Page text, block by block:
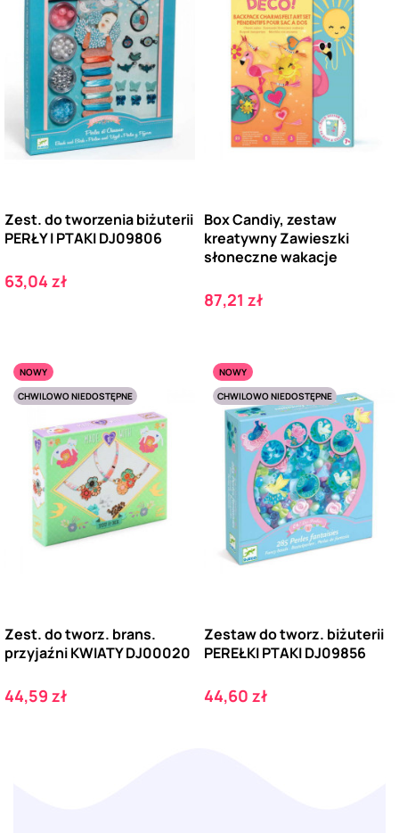
Zest. do tworzenia biżuterii
PERŁY I PTAKI DJ09806
Cena
63,04 zł
Box Candiy, zestaw
kreatywny Zawieszki
słoneczne wakacje
Cena
87,21 zł
NOWY
CHWILOWO NIEDOSTĘPNE
Zest. do tworz. brans.
przyjaźni KWIATY DJ00020
Cena
44,59 zł
NOWY
CHWILOWO NIEDOSTĘPNE
Zestaw do tworz. biżuterii
PEREŁKI PTAKI DJ09856
Cena
44,60 zł